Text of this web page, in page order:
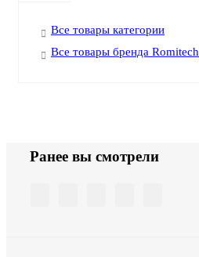
Все товары категории
Все товары бренда Romitech
Ранее вы смотрели